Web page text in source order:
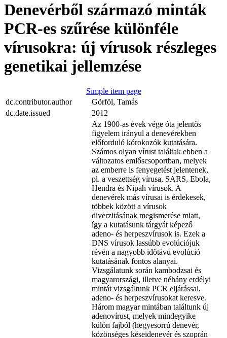
Denevérből származó minták
PCR-es szűrése különféle
vírusokra: új vírusok részleges
genetikai jellemzése
Simple item page
dc.contributor.author
Görföl, Tamás
dc.date.issued
2012
Az 1900-as évek vége óta jelentős
figyelem irányul a denevérekben
előforduló kórokozók kutatására.
Számos olyan vírust találtak ebben a
változatos emlőscsoportban, melyek
az emberre is fenyegetést jelentenek,
pl. a veszettség vírusa, SARS, Ebola,
Hendra és Nipah vírusok. A
denevérek más vírusai is érdekesek,
többek között a vírusok
diverzitásának megismerése miatt,
így a kutatásunk tárgyát képező
adeno- és herpeszvírusok is. Ezek a
DNS vírusok lassúbb evolúciójuk
révén a nagyobb időtávú evolúció
kutatásának fontos alanyai.
Vizsgálatunk során kambodzsai és
magyarországi, illetve néhány erdélyi
mintát vizsgáltunk PCR eljárással,
adeno- és herpeszvírusokat keresve.
Három magyar mintában találtunk új
adenovírust, melyek mindegyike
külön fajból (hegyesorrú denevér,
közönséges késeidenevér és szoprán